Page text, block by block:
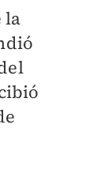
la